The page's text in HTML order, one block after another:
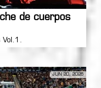
de cuerpos
Vol.1.
JUN 20, 2026